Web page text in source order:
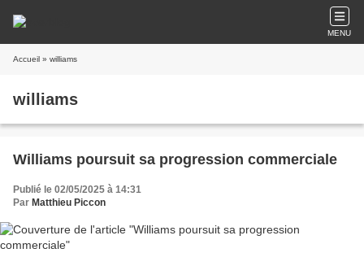
MENU
Accueil » williams
williams
Williams poursuit sa progression commerciale
Publié le 02/05/2025 à 14:31
Par Matthieu Piccon